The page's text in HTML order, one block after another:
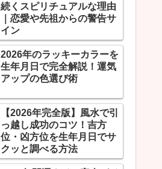
続くスピリチュアルな理由
｜恋愛や先祖からの警告サ
イン
2026年のラッキーカラーを
生年月日で完全解説！運気
アップの色選び術
【2026年完全版】風水で引
っ越し成功のコツ！吉方
位・凶方位を生年月日でサ
クッと調べる方法